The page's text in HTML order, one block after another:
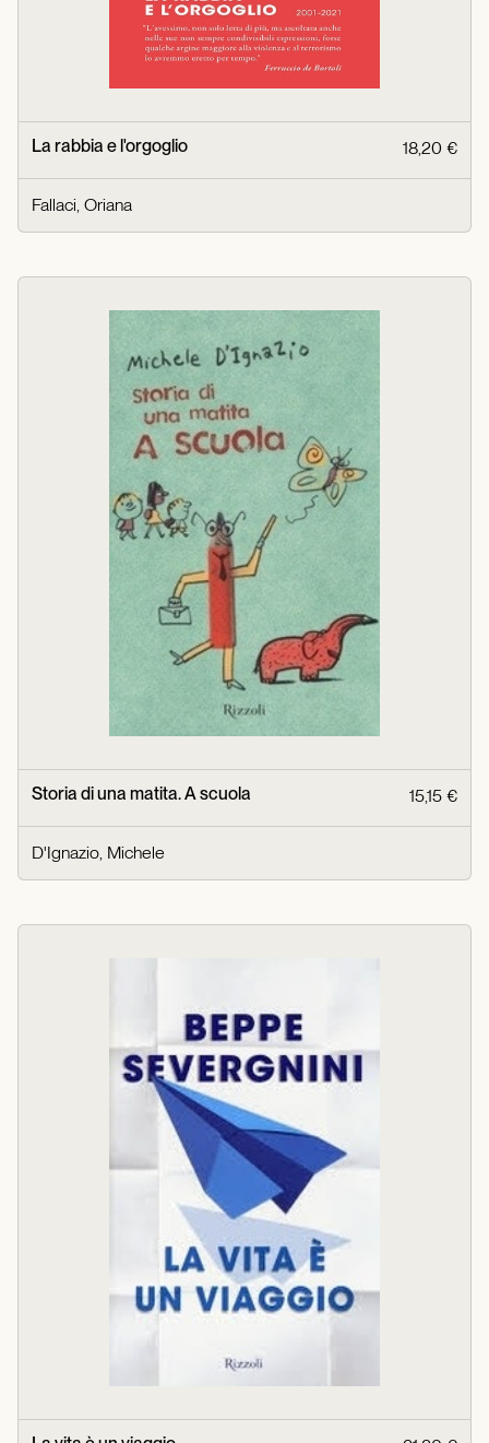
La rabbia e l'orgoglio 18,20 €
Fallaci, Oriana
Storia di una matita. A scuola 15,15 €
D'Ignazio, Michele